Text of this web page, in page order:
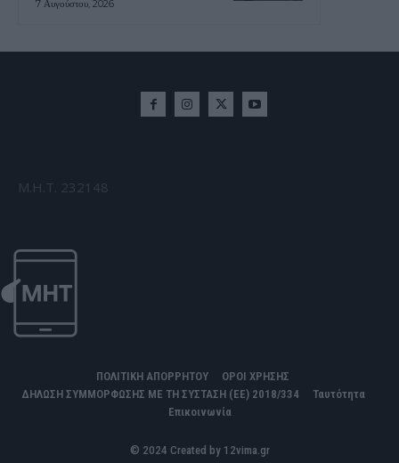
7 Αυγούστου, 2026
Μ.Η.Τ. 232148
ΠΟΛΙΤΙΚΗ ΑΠΟΡΡΗΤΟΥ
ΟΡΟΙ ΧΡΗΣΗΣ
ΔΗΛΩΣΗ ΣΥΜΜΟΡΦΩΣΗΣ ΜΕ ΤΗ ΣΥΣΤΑΣΗ (ΕΕ) 2018/334
Ταυτότητα
Επικοινωνία
© 2024 Created by 12vima.gr